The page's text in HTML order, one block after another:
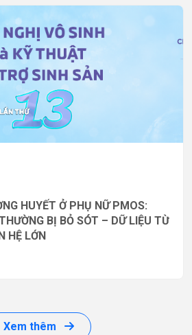
HUYẾT Ở PHỤ NỮ PMOS:
BỊ BỎ SÓT – DỮ LIỆU TỪ
HỆ LỚN
Xem thêm